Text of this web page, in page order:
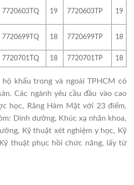
7720603TQ 19 7720603TP 19
7720699TQ 18 7720699TP 18
7720701TQ 18 7720701TP 18
khẩu trong và ngoài TPHCM có
Các ngành yêu cầu đầu vào cao
học, Răng Hàm Mặt với 23 điểm.
Dinh dưỡng, Khúc xạ nhãn khoa,
Kỹ thuật xét nghiệm y học, Kỹ
thuật phục hồi chức năng, lấy từ